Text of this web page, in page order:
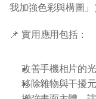
我加強色彩與構圖」
📌 實用應用包括：
改善手機相片的
移除雜物與干擾